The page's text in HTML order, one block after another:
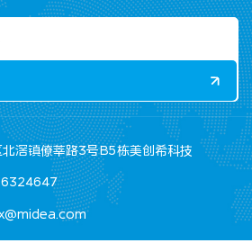
滘镇僚莘路3号B5栋美创希科技